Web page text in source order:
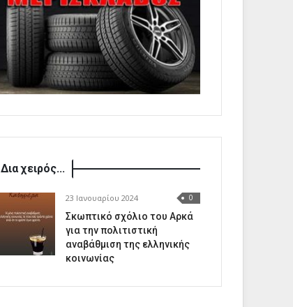
Δια χειρός...
23 Ιανουαρίου 2024 0
Σκωπτικό σχόλιο του Αρκά
για την πολιτιστική
αναβάθμιση της ελληνικής
κοινωνίας